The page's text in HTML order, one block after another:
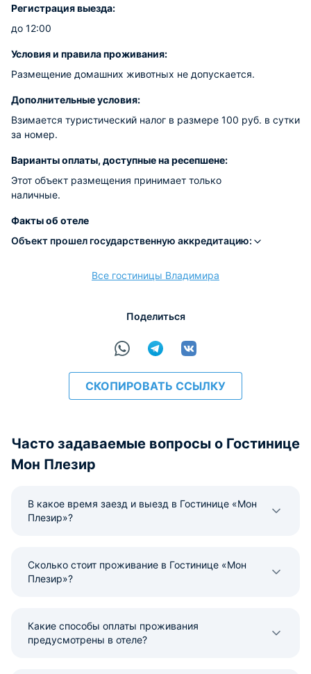
Регистрация выезда:
до 12:00
Условия и правила проживания:
Размещение домашних животных не допускается.
Дополнительные условия:
Взимается туристический налог в размере 100 руб. в сутки
за номер.
Варианты оплаты, доступные на ресепшене:
Этот объект размещения принимает только
наличные.
Факты об отеле
Объект прошел государственную аккредитацию:
Все гостиницы Владимира
Поделиться
СКОПИРОВАТЬ ССЫЛКУ
Часто задаваемые вопросы о Гостинице
Мон Плезир
В какое время заезд и выезд в Гостинице «Мон
Плезир»?
Сколько стоит проживание в Гостинице «Мон
Плезир»?
Какие способы оплаты проживания
предусмотрены в отеле?